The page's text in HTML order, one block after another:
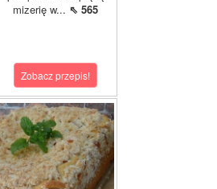
mizerię w... ⇖ 565
Zobacz przepis!